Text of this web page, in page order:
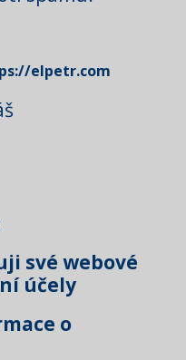
elpetr.com
své webové
účely
o